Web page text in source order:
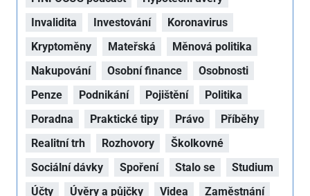
Invalidita
Investování
Koronavirus
Kryptoměny
Mateřská
Měnová politika
Nakupování
Osobní finance
Osobnosti
Penze
Podnikání Pojištění
Politika
Poradna
Praktické tipy Právo
Příběhy
Realitní trh
Rozhovory
Školkovné
Sociální dávky
Spoření Stalo se
Studium
Účty
Úvěry a půjčky Videa Zaměstnání